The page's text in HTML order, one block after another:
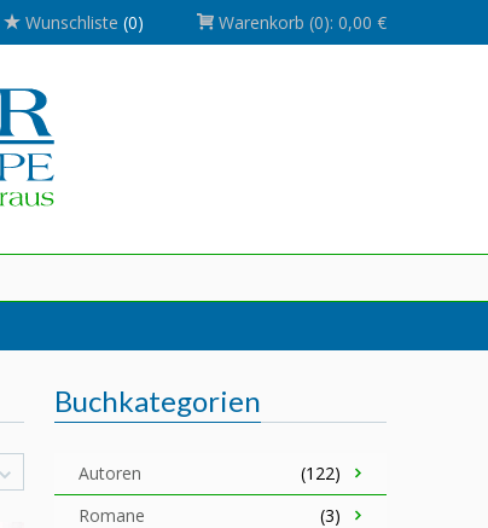
Wunschliste (0) Warenkorb (0): 0,00 €
Buchkategorien
Autoren
(122)
Romane
(3)